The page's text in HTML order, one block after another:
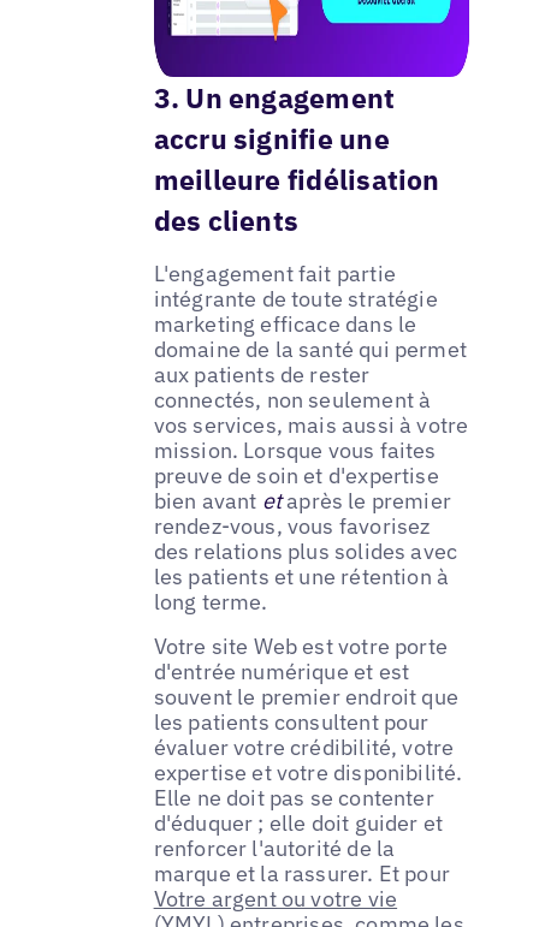
3. Un engagement
accru signifie une
meilleure fidélisation
des clients
L'engagement fait partie
intégrante de toute stratégie
marketing efficace dans le
domaine de la santé qui permet
aux patients de rester
connectés, non seulement à
vos services, mais aussi à votre
mission. Lorsque vous faites
preuve de soin et d'expertise
bien avant etaprès le premier
rendez-vous, vous favorisez
des relations plus solides avec
les patients et une rétention à
long terme.
Votre site Web est votre porte
d'entrée numérique et est
souvent le premier endroit que
les patients consultent pour
évaluer votre crédibilité, votre
expertise et votre disponibilité.
Elle ne doit pas se contenter
d'éduquer ; elle doit guider et
renforcer l'autorité de la
marque et la rassurer. Et pour
Votre argent ou votre vie